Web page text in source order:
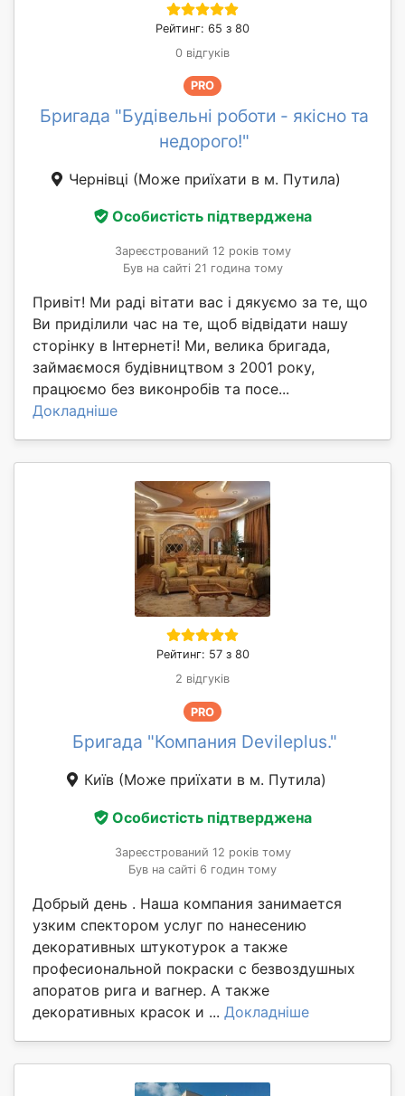
Рейтинг: 65 з 80
0 відгуків
PRO
Бригада "Будівельні роботи - якісно та
недорого!"
Чернівці (Може приїхати в м. Путила)
Особистість підтверджена
Зареєстрований 12 років тому
Був на сайті 21 година тому
Привіт! Ми раді вітати вас і дякуємо за те, що
Ви приділили час на те, щоб відвідати нашу
сторінку в Інтернеті! Ми, велика бригада,
займаємося будівництвом з 2001 року,
працюємо без виконробів та посе...
Докладніше
Рейтинг: 57 з 80
2 відгуків
PRO
Бригада "Компания Devileplus."
Київ (Може приїхати в м. Путила)
Особистість підтверджена
Зареєстрований 12 років тому
Був на сайті 6 годин тому
Добрый день . Наша компания занимается
узким спектором услуг по нанесению
декоративных штукотурок а также
професиональной покраски с безвоздушных
апоратов рига и вагнер. А также
декоративных красок и ... Докладніше